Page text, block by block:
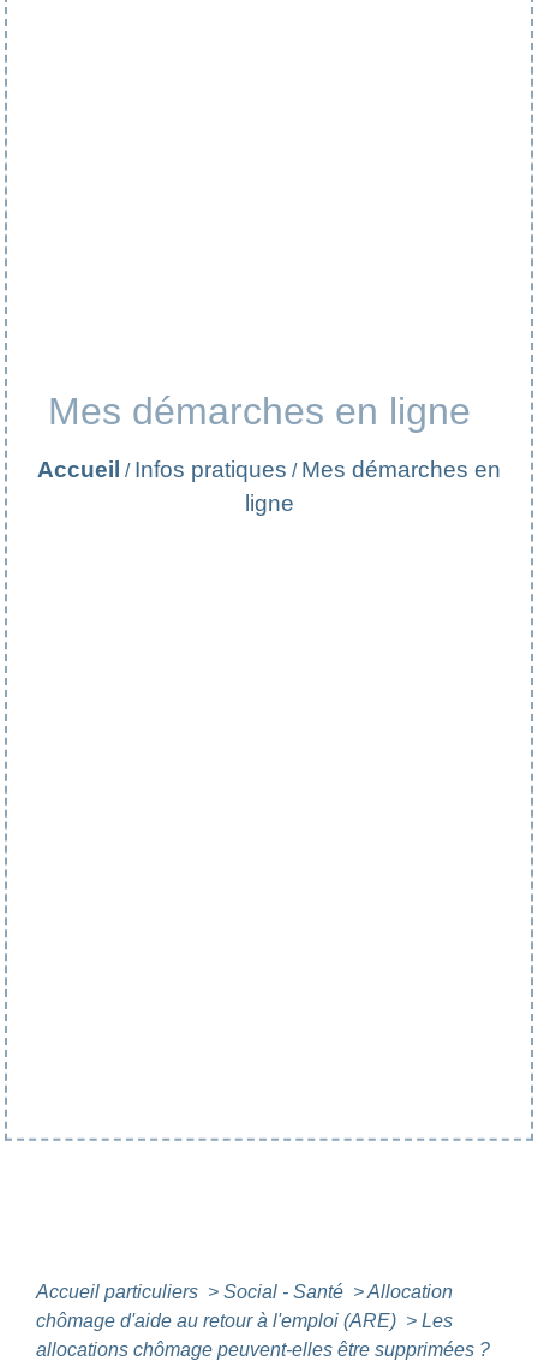
Mes démarches en ligne
Accueil / Infos pratiques / Mes démarches en
ligne
Accueil particuliers > Social - Santé >Allocation
chômage d'aide au retour à l'emploi (ARE) > Les
allocations chômage peuvent-elles être supprimées ?